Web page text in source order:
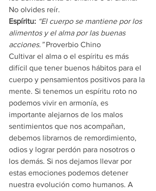
No olvides reír.
Espíritu: “El cuerpo se mantiene por los
alimentos y el alma por las buenas
acciones.” Proverbio Chino
Cultivar el alma o el espíritu es más
difícil que tener buenos hábitos para el
cuerpo y pensamientos positivos para la
mente. Si tenemos un espíritu roto no
podemos vivir en armonía, es
importante alejarnos de los malos
sentimientos que nos acompañan,
debemos librarnos de remordimiento,
odios y lograr perdón para nosotros o
los demás. Si nos dejamos llevar por
estas emociones podemos detener
nuestra evolución como humanos. A